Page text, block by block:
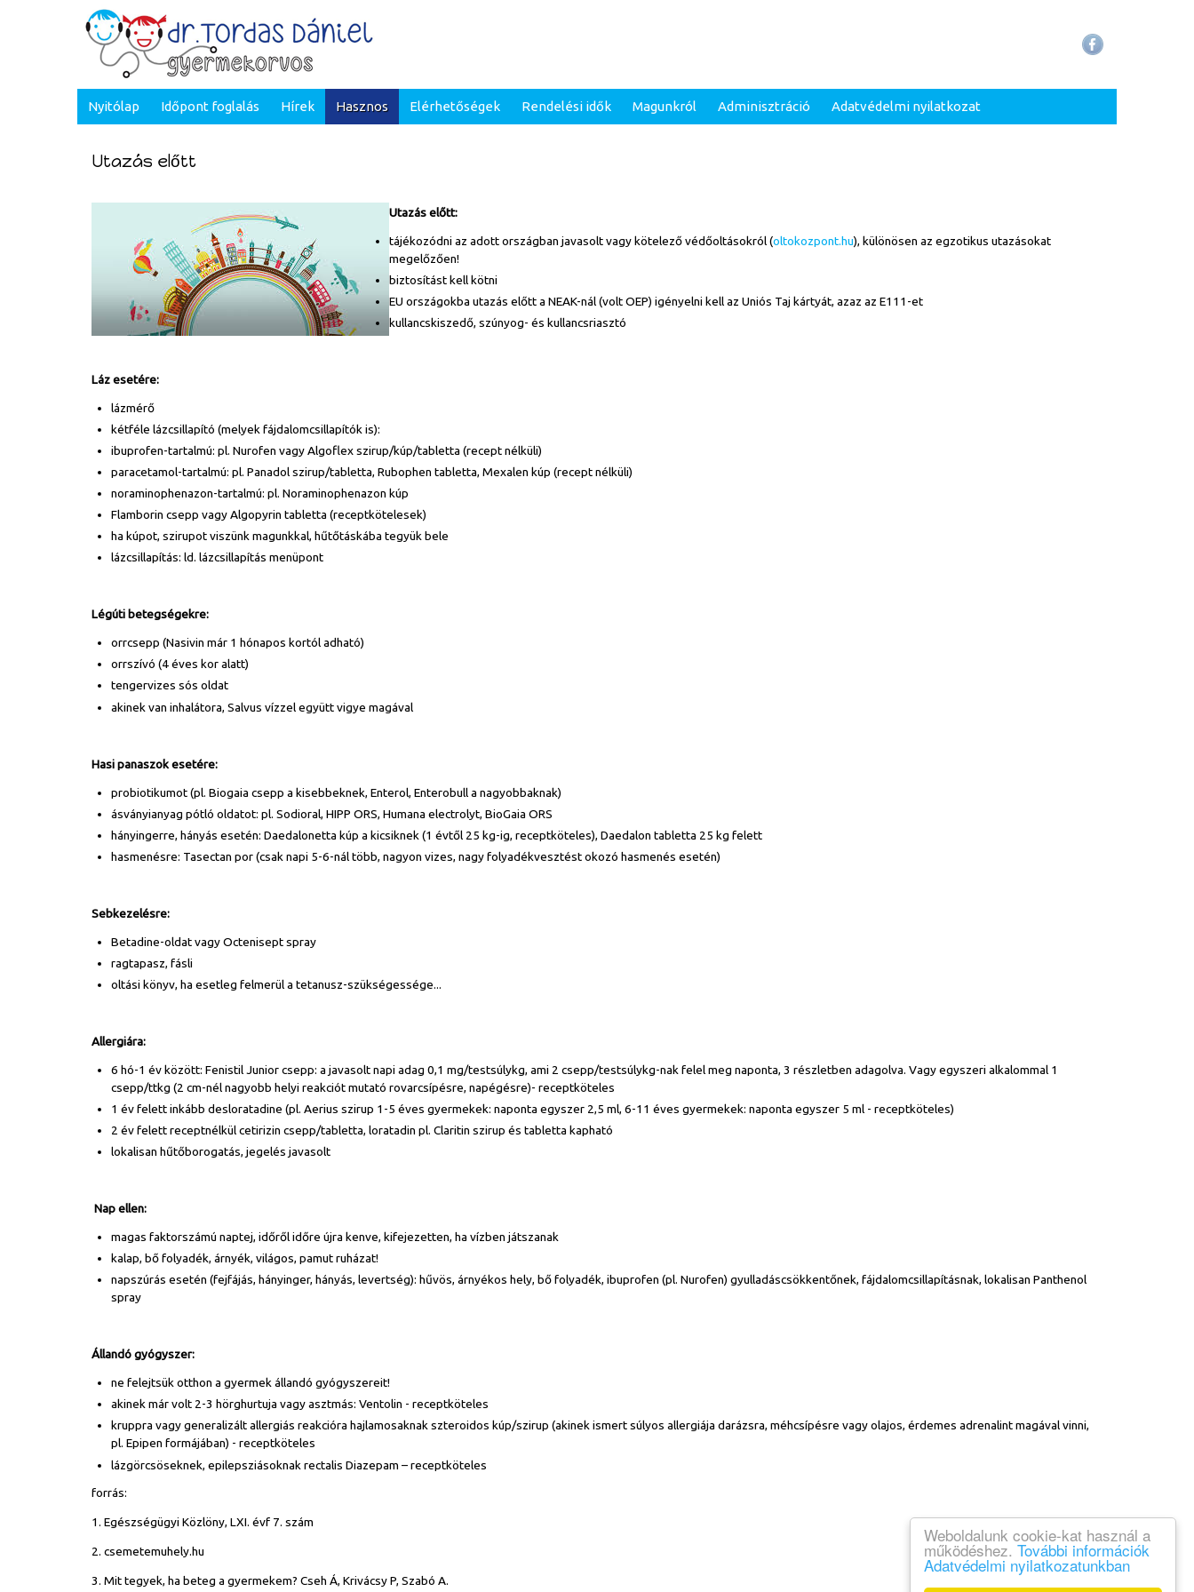
Weboldalunk cookie-kat használ a
működéshez. További információk
Adatvédelmi nyilatkozatunkban
Nyitólap Időpont foglalás Hírek Hasznos Elérhetőségek Rendelési idők Magunkról Adminisztráció Adatvédelmi nyilatkozat
Utazás előtt
Utazás előtt:
tájékozódni az adott országban javasolt vagy kötelező védőoltásokról (oltokozpont.hu), különösen az egzotikus utazásokat
megelőzően!
biztosítást kell kötni
EU országokba utazás előtt a NEAK-nál (volt OEP) igényelni kell az Uniós Taj kártyát, azaz az E111-et
kullancskiszedő, szúnyog- és kullancsriasztó
Láz esetére:
lázmérő
kétféle lázcsillapító (melyek fájdalomcsillapítók is):
ibuprofen-tartalmú: pl. Nurofen vagy Algoflex szirup/kúp/tabletta (recept nélküli)
paracetamol-tartalmú: pl. Panadol szirup/tabletta, Rubophen tabletta, Mexalen kúp (recept nélküli)
noraminophenazon-tartalmú: pl. Noraminophenazon kúp
Flamborin csepp vagy Algopyrin tabletta (receptkötelesek)
ha kúpot, szirupot viszünk magunkkal, hűtőtáskába tegyük bele
lázcsillapítás: ld. lázcsillapítás menüpont
Légúti betegségekre:
orrcsepp (Nasivin már 1 hónapos kortól adható)
orrszívó (4 éves kor alatt)
tengervizes sós oldat
akinek van inhalátora, Salvus vízzel együtt vigye magával
Hasi panaszok esetére:
probiotikumot (pl. Biogaia csepp a kisebbeknek, Enterol, Enterobull a nagyobbaknak)
ásványianyag pótló oldatot: pl. Sodioral, HIPP ORS, Humana electrolyt, BioGaia ORS
hányingerre, hányás esetén: Daedalonetta kúp a kicsiknek (1 évtől 25 kg-ig, receptköteles), Daedalon tabletta 25 kg felett
hasmenésre: Tasectan por (csak napi 5-6-nál több, nagyon vizes, nagy folyadékvesztést okozó hasmenés esetén)
Sebkezelésre:
Betadine-oldat vagy Octenisept spray
ragtapasz, fásli
oltási könyv, ha esetleg felmerül a tetanusz-szükségessége...
Allergiára:
6 hó-1 év között: Fenistil Junior csepp: a javasolt napi adag 0,1 mg/testsúlykg, ami 2 csepp/testsúlykg-nak felel meg naponta, 3 részletben adagolva. Vagy egyszeri alkalommal 1
csepp/ttkg (2 cm-nél nagyobb helyi reakciót mutató rovarcsípésre, napégésre)- receptköteles
1 év felett inkább desloratadine (pl. Aerius szirup 1-5 éves gyermekek: naponta egyszer 2,5 ml, 6-11 éves gyermekek: naponta egyszer 5 ml - receptköteles)
2 év felett receptnélkül cetirizin csepp/tabletta, loratadin pl. Claritin szirup és tabletta kapható
lokalisan hűtőborogatás, jegelés javasolt
Nap ellen:
magas faktorszámú naptej, időről időre újra kenve, kifejezetten, ha vízben játszanak
kalap, bő folyadék, árnyék, világos, pamut ruházat!
napszúrás esetén (fejfájás, hányinger, hányás, levertség): hűvös, árnyékos hely, bő folyadék, ibuprofen (pl. Nurofen) gyulladáscsökkentőnek, fájdalomcsillapításnak, lokalisan Panthenol
spray
Állandó gyógyszer:
ne felejtsük otthon a gyermek állandó gyógyszereit!
akinek már volt 2-3 hörghurtuja vagy asztmás: Ventolin - receptköteles
kruppra vagy generalizált allergiás reakcióra hajlamosaknak szteroidos kúp/szirup (akinek ismert súlyos allergiája darázsra, méhcsípésre vagy olajos, érdemes adrenalint magával vinni,
pl. Epipen formájában) - receptköteles
lázgörcsöseknek, epilepsziásoknak rectalis Diazepam – receptköteles
forrás:
1. Egészségügyi Közlöny, LXI. évf 7. szám
2. csemetemuhely.hu
3. Mit tegyek, ha beteg a gyermekem? Cseh Á, Krivácsy P, Szabó A.